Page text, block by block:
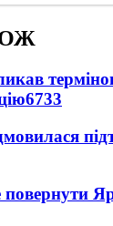
6733